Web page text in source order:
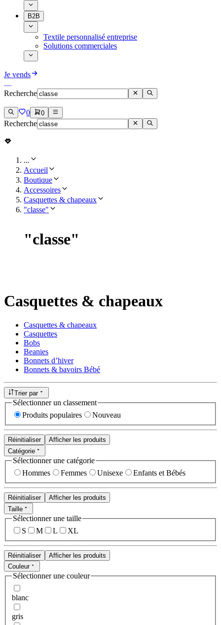
B2B
Textile personnalisé entreprise
Solutions commerciales
Je vends
Recherche
0 0
Recherche
...
Accueil
Boutique
Accessoires
Casquettes & chapeaux
"classe"
"classe"
Casquettes & chapeaux
Casquettes & chapeaux
Casquettes
Bobs
Beanies
Bonnets d’hiver
Bonnets & bavoirs Bébé
Trier par
Sélectionner un classement
Produits populaires
Nouveau
Réinitialiser
Afficher les produits
Catégorie
Sélectionner une catégorie
Hommes
Femmes Unisexe Enfants et Bébés
Réinitialiser
Afficher les produits
Taille
Sélectionner une taille
S
M L XL
Réinitialiser
Afficher les produits
Couleur
Sélectionner une couleur
blanc
gris